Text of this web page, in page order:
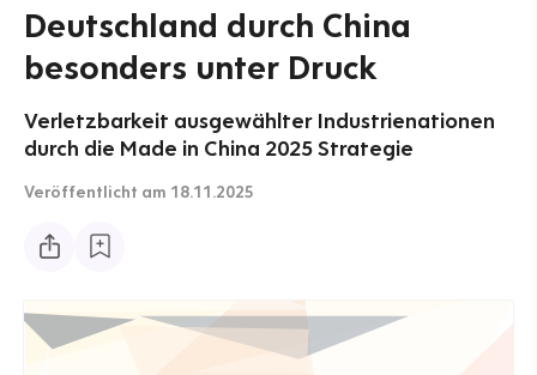
Deutschland durch China
besonders unter Druck
Verletzbarkeit ausgewählter Industrienationen
durch die Made in China 2025 Strategie
Veröffentlicht am 18.11.2025